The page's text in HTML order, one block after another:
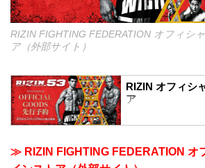
RIZIN FIGHTING FEDERATION オフィシ
ア（外部サイト）
RIZIN オフィシ
ア
日本の総合格闘技
う。
≫ RIZIN FIGHTING FEDERATION オ